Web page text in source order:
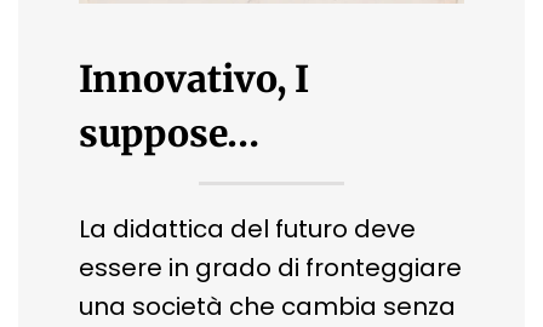
Innovativo, I
suppose…
La didattica del futuro deve
essere in grado di fronteggiare
una società che cambia senza